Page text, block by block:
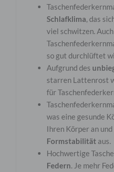
Schlafklima, das
viel schwitzen.
so gut durchlüftet
Aufgrund des
starren Lattenrost
für
was eine gesunde
Ihren Körper an
Formstabilität aus.
Hochwertige
Federn. Je mehr